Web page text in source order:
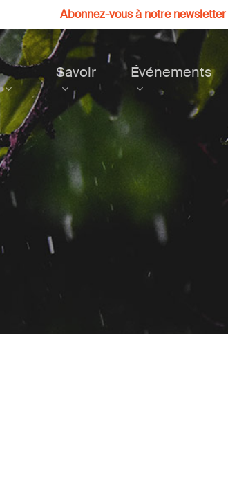
Abonnez-vous à notre newsletter
Savoir Événements